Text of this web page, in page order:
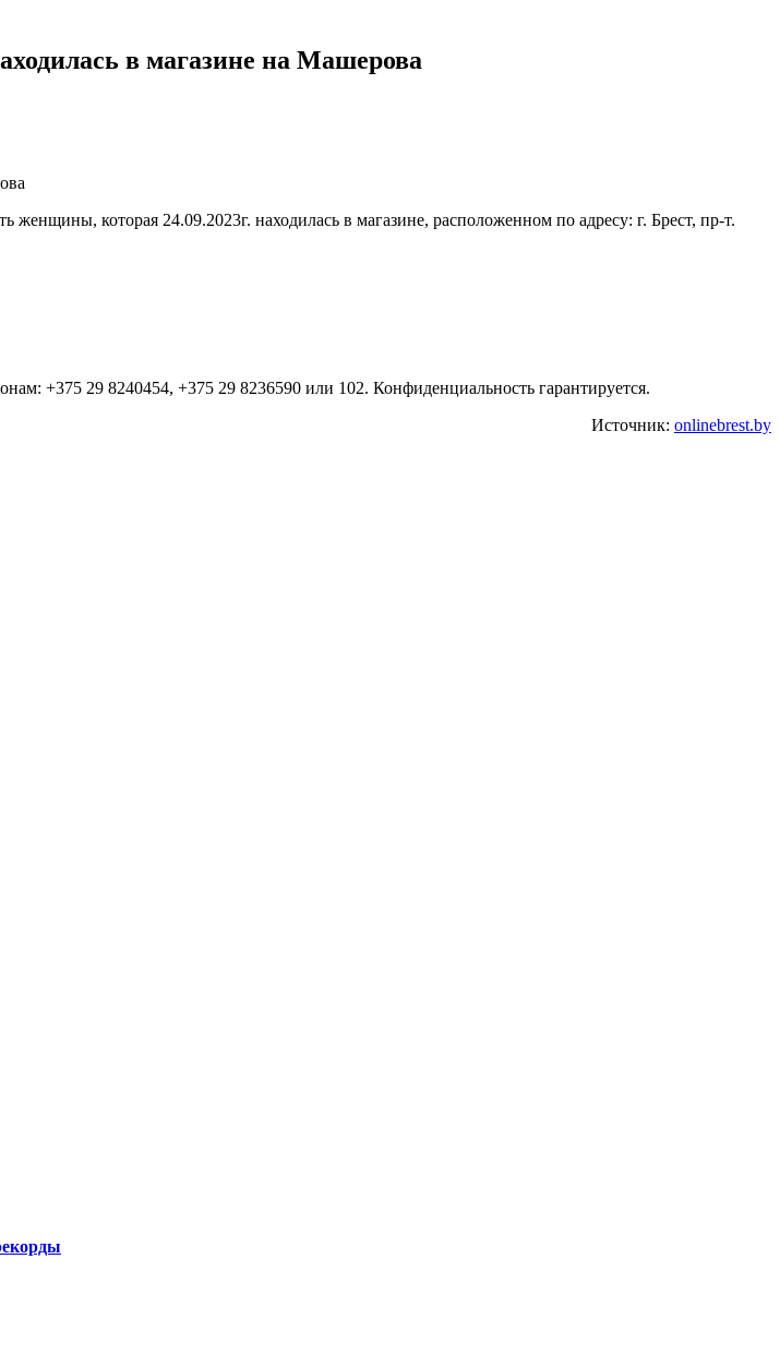
в магазине на Машерова
которая 24.09.2023г. находилась в магазине, расположенном по адресу: г. Брест, пр-т.
+375 29 8240454, +375 29 8236590 или 102. Конфиденциальность гарантируется.
Источник: onlinebrest.by